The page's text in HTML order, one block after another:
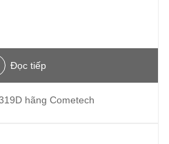
Đọc tiếp
hãng Cometech